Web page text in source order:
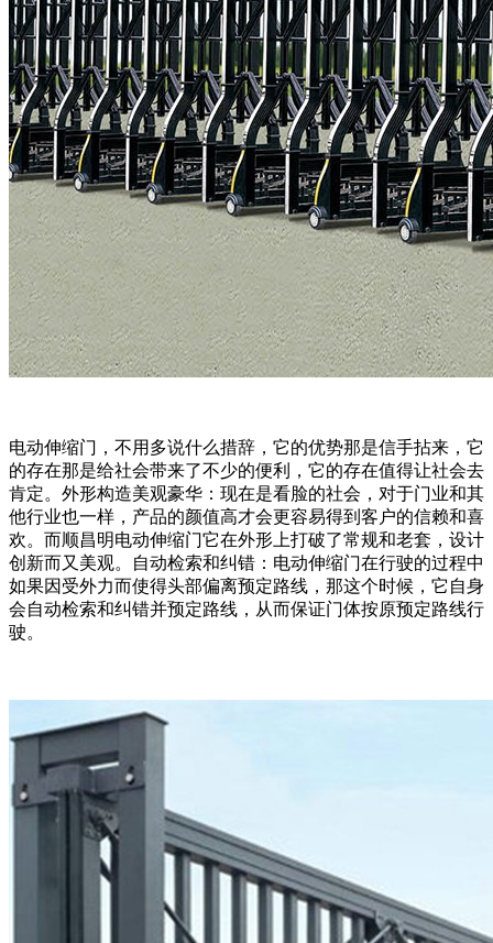
电动伸缩门，不用多说什么措辞，它的优势那是信手拈来，它
的存在那是给社会带来了不少的便利，它的存在值得让社会去
肯定。外形构造美观豪华：现在是看脸的社会，对于门业和其
他行业也一样，产品的颜值高才会更容易得到客户的信赖和喜
欢。而顺昌明电动伸缩门它在外形上打破了常规和老套，设计
创新而又美观。自动检索和纠错：电动伸缩门在行驶的过程中
如果因受外力而使得头部偏离预定路线，那这个时候，它自身
会自动检索和纠错并预定路线，从而保证门体按原预定路线行
驶。